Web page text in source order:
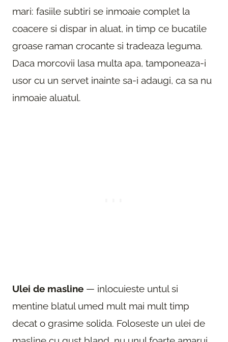
mari: fasiile subtiri se inmoaie complet la
coacere si dispar in aluat, in timp ce bucatile
groase raman crocante si tradeaza leguma.
Daca morcovii lasa multa apa, tamponeaza-i
usor cu un servet inainte sa-i adaugi, ca sa nu
inmoaie aluatul.
Ulei de masline — inlocuieste untul si
mentine blatul umed mult mai mult timp
decat o grasime solida. Foloseste un ulei de